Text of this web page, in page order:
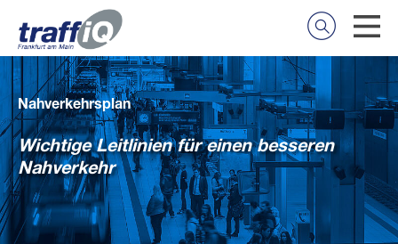
Nahverkehrsplan
Wichtige Leitlinien für einen besseren
Nahverkehr